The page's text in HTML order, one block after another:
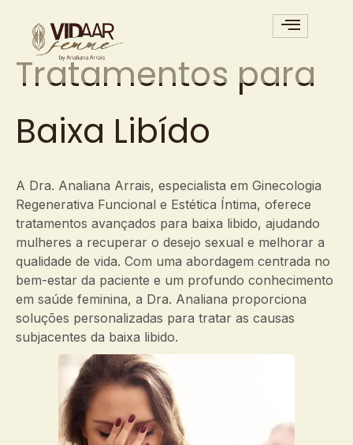
Tratamentos para
Baixa Libído
A Dra. Analiana Arrais, especialista em Ginecologia
Regenerativa Funcional e Estética Íntima, oferece
tratamentos avançados para baixa libido, ajudando
mulheres a recuperar o desejo sexual e melhorar a
qualidade de vida. Com uma abordagem centrada no
bem-estar da paciente e um profundo conhecimento
em saúde feminina, a Dra. Analiana proporciona
soluções personalizadas para tratar as causas
subjacentes da baixa libido.